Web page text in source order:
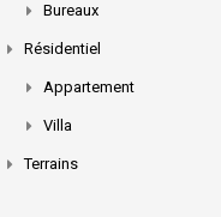
Bureaux
Résidentiel
Appartement
Villa
Terrains